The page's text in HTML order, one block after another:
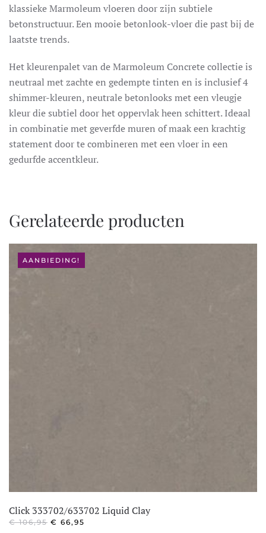
klassieke Marmoleum vloeren door zijn subtiele
betonstructuur. Een mooie betonlook-vloer die past bij de
laatste trends.
Het kleurenpalet van de Marmoleum Concrete collectie is
neutraal met zachte en gedempte tinten en is inclusief 4
shimmer-kleuren, neutrale betonlooks met een vleugje
kleur die subtiel door het oppervlak heen schittert. Ideaal
in combinatie met geverfde muren of maak een krachtig
statement door te combineren met een vloer in een
gedurfde accentkleur.
Gerelateerde producten
AANBIEDING!
Click 333702/633702 Liquid Clay
€106,95 OORSPRONKELIJKE
€ 66,95